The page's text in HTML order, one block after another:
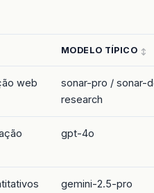
MODELO TÍPICO
web
sonar-pro / sonar-
research
gpt-4o
gemini-2.5-pro